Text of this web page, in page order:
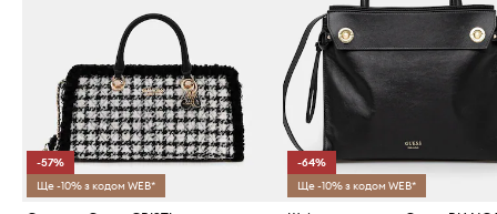
-57%
Ще -10% з кодом WEB*
-64%
Ще -10% з кодом WEB*